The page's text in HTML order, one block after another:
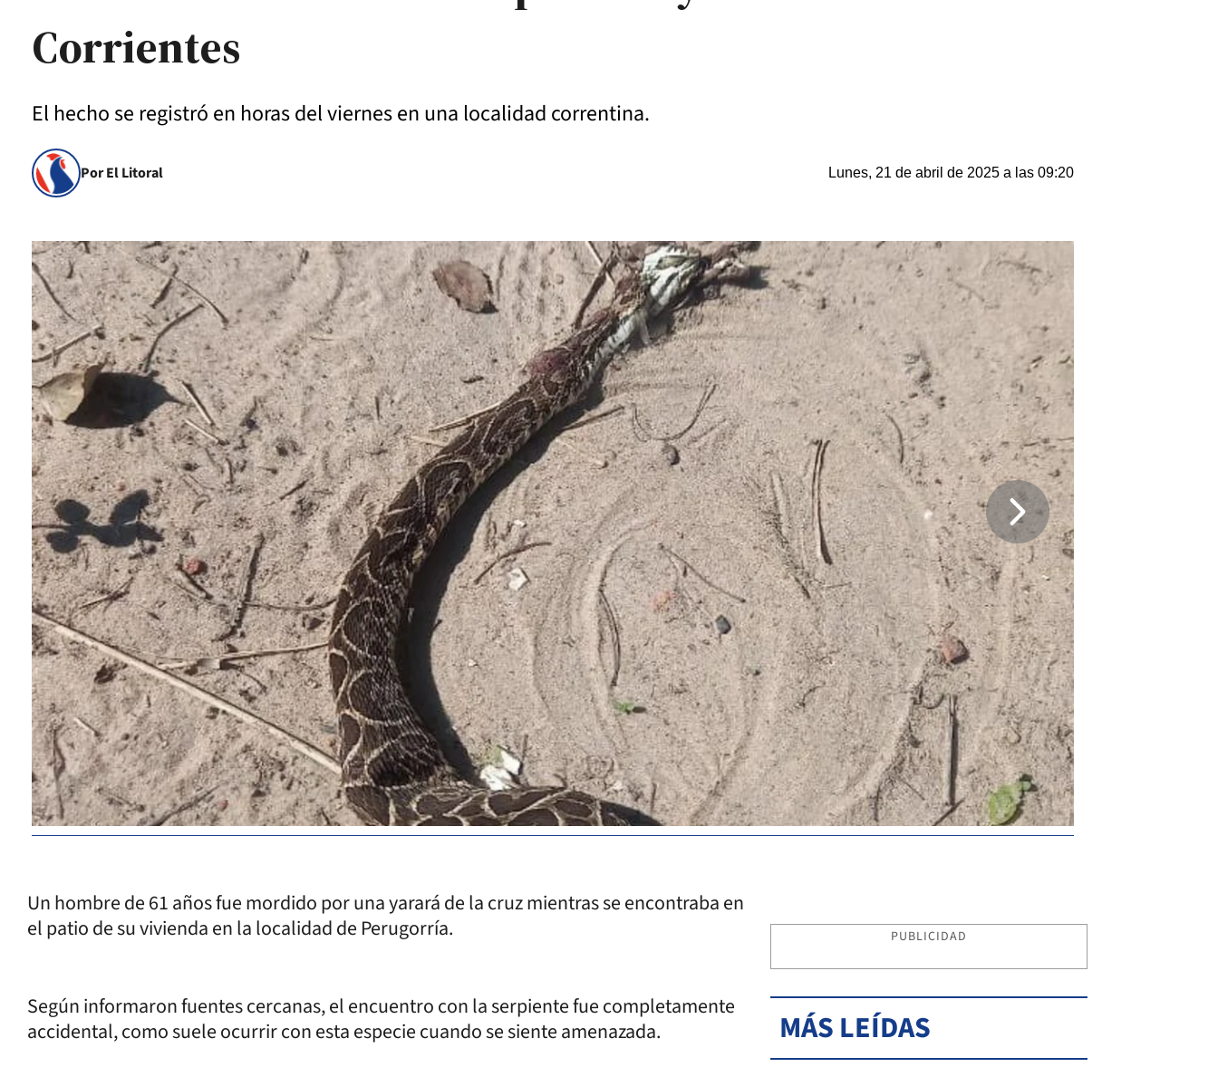
Corrientes
El hecho se registró en horas del viernes en una localidad correntina.
Por El Litoral Lunes, 21 de abril de 2025 a las 09:20
Un hombre de 61 años fue mordido por una yarará de la cruz mientras se encontraba en
el patio de su vivienda en la localidad de Perugorría.
Según informaron fuentes cercanas, el encuentro con la serpiente fue completamente
accidental, como suele ocurrir con esta especie cuando se siente amenazada.
PUBLICIDAD
MÁS LEÍDAS